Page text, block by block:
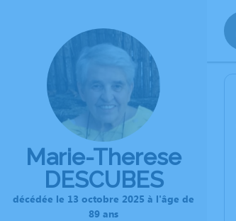
Marie-Therese
DESCUBES
décédée le 13 octobre 2025 à l'âge de
89 ans